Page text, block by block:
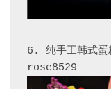
6. 纯手工韩式